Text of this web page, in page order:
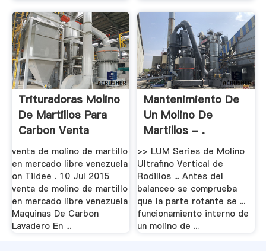
Trituradoras Molino
De Martillos Para
Carbon Venta
venta de molino de martillo
en mercado libre venezuela
on Tildee . 10 Jul 2015
venta de molino de martillo
en mercado libre venezuela
Maquinas De Carbon
Lavadero En ...
Mantenimiento De
Un Molino De
Martillos - .
>> LUM Series de Molino
Ultrafino Vertical de
Rodillos ... Antes del
balanceo se comprueba
que la parte rotante se ...
funcionamiento interno de
un molino de ...